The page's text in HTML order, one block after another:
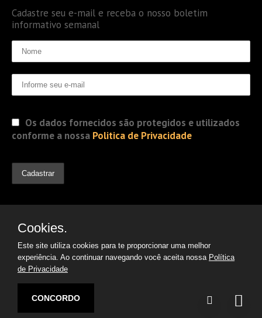
Cadastre seu e-mail e receba o nosso boletim
informativo semanal
Os dados fornecidos são protegidos e utilizados
conforme a nossa Politica de Privacidade
© 2019 Jorge Gomes
Advogados. Direitos Reservados
Cookies.
Este site utiliza cookies para te proporcionar uma melhor
experiência. Ao continuar navegando você aceita nossa Política
de Privacidade
CONCORDO